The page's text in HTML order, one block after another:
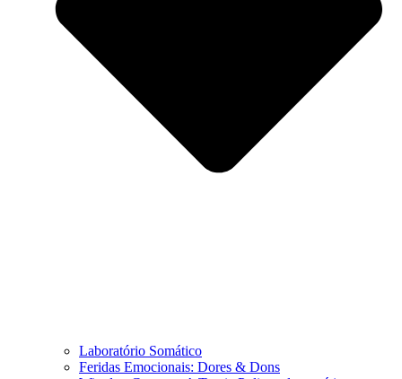
Laboratório Somático
Feridas Emocionais: Dores & Dons